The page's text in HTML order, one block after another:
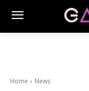
Home News